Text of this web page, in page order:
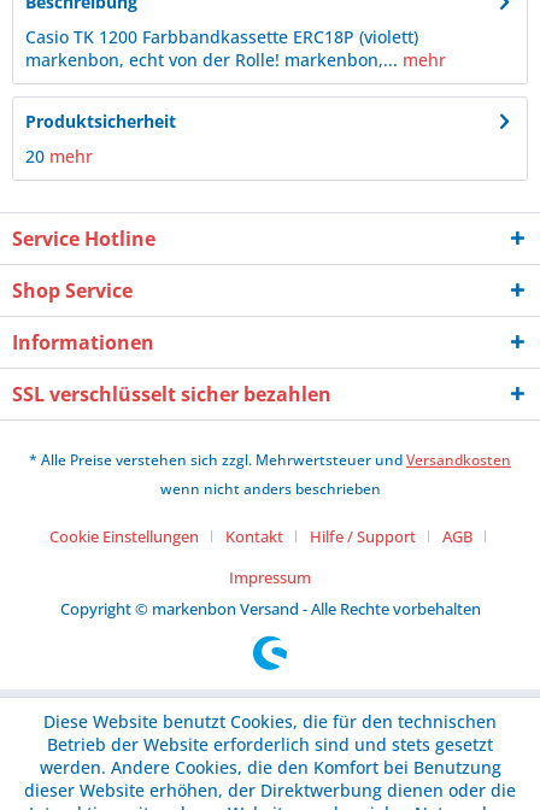
Casio TK 1200 Farbbandkassette ERC18P (violett)
markenbon, echt von der Rolle! markenbon,... mehr
Produktsicherheit
20 mehr
Service Hotline
Shop Service
Informationen
SSL verschlüsselt sicher bezahlen
* Alle Preise verstehen sich zzgl. Mehrwertsteuer undVersandkosten
wenn nicht anders beschrieben
Cookie Einstellungen Kontakt Hilfe / Support
AGB
Impressum
Copyright © markenbon Versand - Alle Rechte vorbehalten
Diese Website benutzt Cookies, die für den technischen
Betrieb der Website erforderlich sind und stets gesetzt
werden. Andere Cookies, die den Komfort bei Benutzung
dieser Website erhöhen, der Direktwerbung dienen oder die